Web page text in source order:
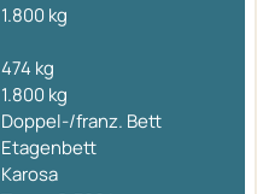
1.800 kg
474 kg
1.800 kg
Doppel-/franz. Bett
Etagenbett
Karosa